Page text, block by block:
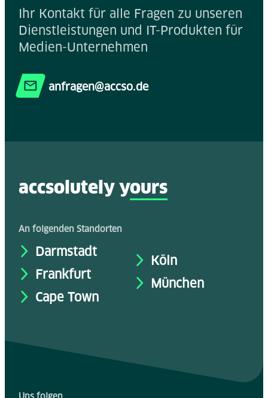
Ihr Kontakt für alle Fragen zu unseren
Dienstleistungen und IT-Produkten für
Medien-Unternehmen
anfragen@accso.de
accsolutely yours
An folgenden Standorten
Darmstadt
Frankfurt
Cape Town
Köln
München